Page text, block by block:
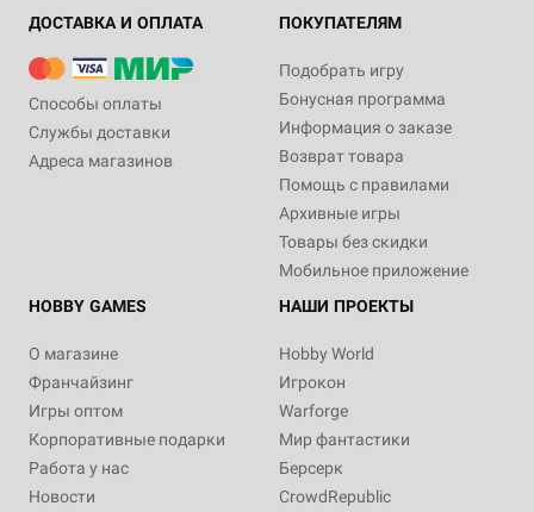
ДОСТАВКА И ОПЛАТА
Способы оплаты
Службы доставки
Адреса магазинов
ПОКУПАТЕЛЯМ
Подобрать игру
Бонусная программа
Информация о заказе
Возврат товара
Помощь с правилами
Архивные игры
Товары без скидки
Мобильное приложение
HOBBY GAMES
О магазине
Франчайзинг
Игры оптом
Корпоративные подарки
Работа у нас
Новости
НАШИ ПРОЕКТЫ
Hobby World
Игрокон
Warforge
Мир фантастики
Берсерк
CrowdRepublic